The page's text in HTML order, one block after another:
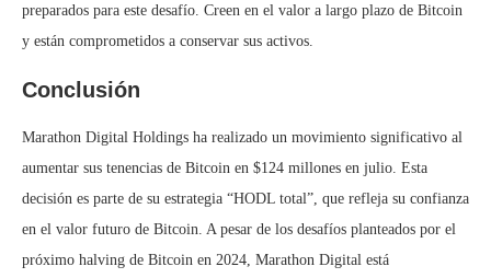
preparados para este desafío. Creen en el valor a largo plazo de Bitcoin
y están comprometidos a conservar sus activos.
Conclusión
Marathon Digital Holdings ha realizado un movimiento significativo al
aumentar sus tenencias de Bitcoin en $124 millones en julio. Esta
decisión es parte de su estrategia “HODL total”, que refleja su confianza
en el valor futuro de Bitcoin. A pesar de los desafíos planteados por el
próximo halving de Bitcoin en 2024, Marathon Digital está